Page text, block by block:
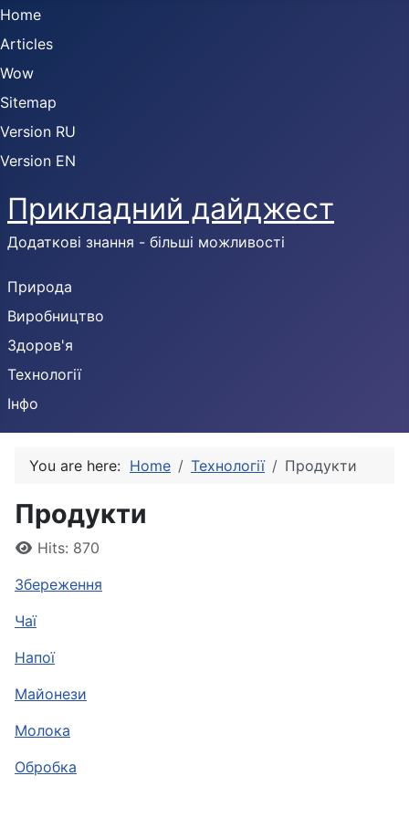
Home
Articles
Wow
Sitemap
Version RU
Version EN
Прикладний дайджест
Додаткові знання - більші можливості
Природа
Виробництво
Здоров'я
Технології
Інфо
You are here: Home Технології Продукти
Продукти
DetailsHits: 870
Збереження
Чаї
Напої
Майонези
Молока
Обробка